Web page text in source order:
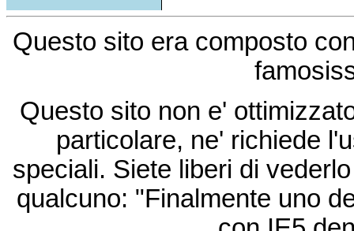
Questo sito era composto
Questo sito non e'
particolare, ne' richiede
speciali. Siete liberi di
qualcuno: "Finalmente uno